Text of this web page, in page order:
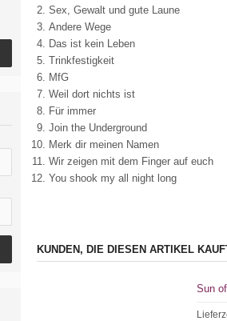
Sex, Gewalt und gute Laune
Andere Wege
Das ist kein Leben
Trinkfestigkeit
MfG
Weil dort nichts ist
Für immer
Join the Underground
Merk dir meinen Namen
Wir zeigen mit dem Finger auf euch
You shook my all night long
KUNDEN, DIE DIESEN ARTIKEL
Sun